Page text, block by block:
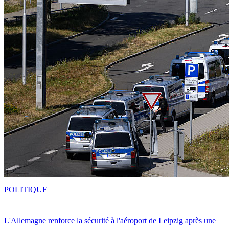
L'Allemagne renforce la sécurité à l'aéroport de Leipzig après une
POLITIQUE